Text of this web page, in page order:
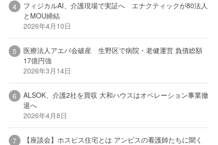
フィジカルAI、介護現場で実証へ エナクティックが80法人
とMOU締結
2026年4月10日
医療法人アエバ会破産 生野区で病院・老健運営 負債総額
17億円強
2026年3月14日
ALSOK、介護2社を買収 大和ハウスはオペレーション事業撤
退へ
2026年4月8日
【座談会】ホスピス住宅とは アンビスの看護師たちに聞く